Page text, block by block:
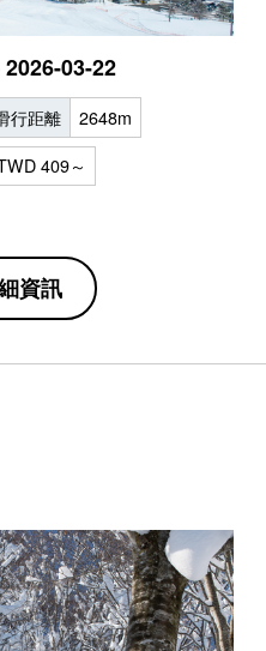
03-22
行距離 2648m
409～
資訊